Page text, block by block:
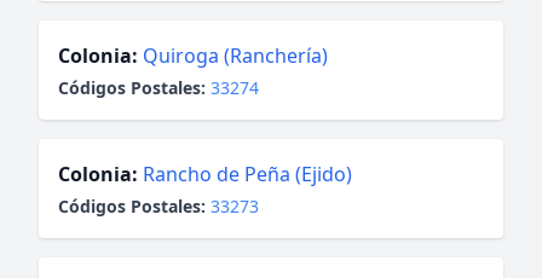
Colonia: Quiroga (Ranchería)
Códigos Postales: 33274
Colonia: Rancho de Peña (Ejido)
Códigos Postales: 33273